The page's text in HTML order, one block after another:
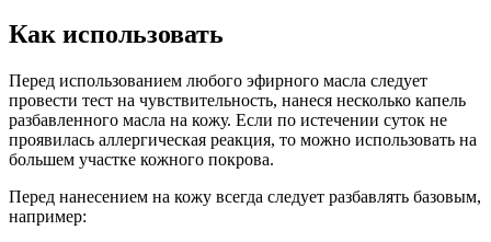
Как использовать
Перед использованием любого эфирного масла следует
провести тест на чувствительность, нанеся несколько капель
разбавленного масла на кожу. Если по истечении суток не
проявилась аллергическая реакция, то можно использовать на
большем участке кожного покрова.
Перед нанесением на кожу всегда следует разбавлять базовым,
например: